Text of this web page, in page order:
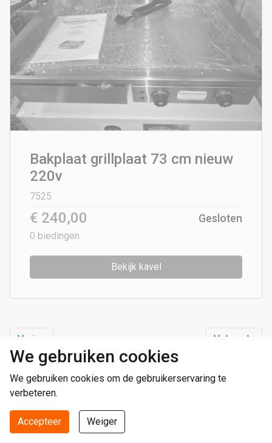
Bakplaat grillplaat 73 cm nieuw
220v
7525
€ 240,00
0 biedingen
Gesloten
Bekijk kavel
Vorige Volgende
Social media
We gebruiken cookies
We gebruiken cookies om de gebruikerservaring te
verbeteren.
Accepteer Weiger